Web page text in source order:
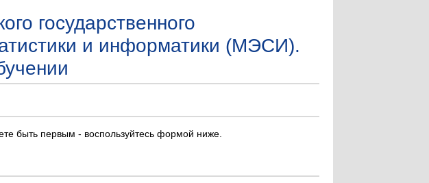
государственного
и информатики (МЭСИ).
быть первым - воспользуйтесь формой ниже.